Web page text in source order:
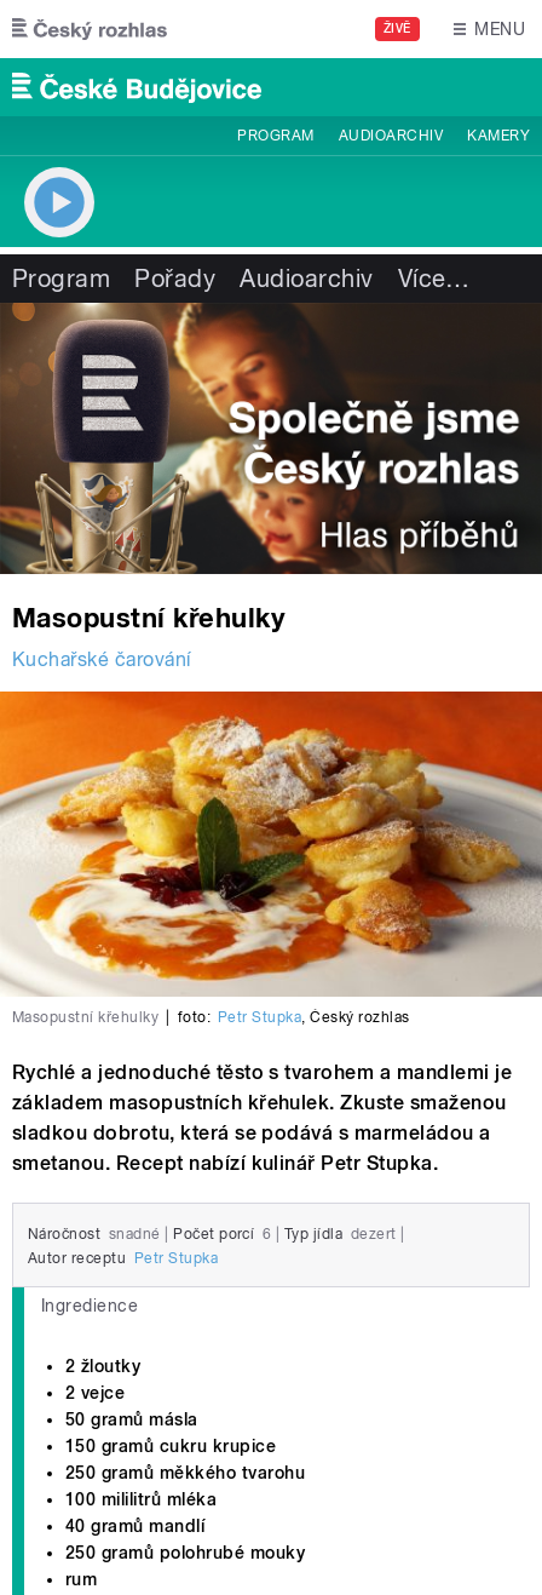
Přejít k hlavnímu obsahu
ŽIVĚ MENU
PROGRAM AUDIOARCHIV KAMERY
Program Pořady Audioarchiv Více…
Masopustní křehulky
Kuchařské čarování
Masopustní křehulky foto: Petr Stupka,Český rozhlas
Rychlé a jednoduché těsto s tvarohem a mandlemi je
základem masopustních křehulek. Zkuste smaženou
sladkou dobrotu, která se podává s marmeládou a
smetanou. Recept nabízí kulinář Petr Stupka.
Náročnost snadné Počet porcí 6 Typ jídla dezert
Autor receptu
Petr Stupka
Ingredience
2 žloutky
2 vejce
50 gramů másla
150 gramů cukru krupice
250 gramů měkkého tvarohu
100 mililitrů mléka
40 gramů mandlí
250 gramů polohrubé mouky
rum